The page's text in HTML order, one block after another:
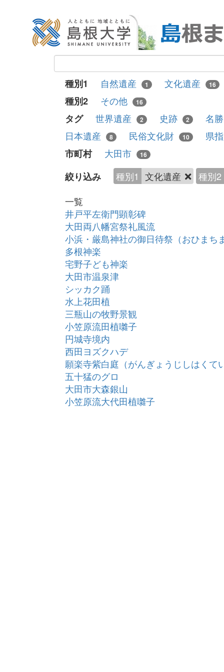
種別1 自然遺産 1 文化遺産 16
種別2 その他 16
タグ 世界遺産 2 史跡 2
名
日本遺産
8 民俗文化財 10
県
市町村
大田市 16
絞り込み 種別1 文化遺産
種別2
一覧
井戸平左衛門顕彰碑
大田両八幡宮祭礼風流
小浜・厳島神社の御日待祭（おひまち
多根神楽
宅野子ども神楽
大田市温泉津
シッカク踊
水上花田植
三瓶山の牧野景観
小笠原流田植囃子
円城寺境内
西田ヨズクハデ
願楽寺紫白庭（がんぎょうじしはくて
五十猛のグロ
大田市大森銀山
小笠原流大代田植囃子